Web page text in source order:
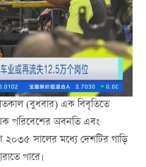
(বুধবার) এক বিবৃতিতে
পরিবেশের অবনতি এবং
২০৩৫ সালের মধ্যে দেশটির গাড়ি
পারে।